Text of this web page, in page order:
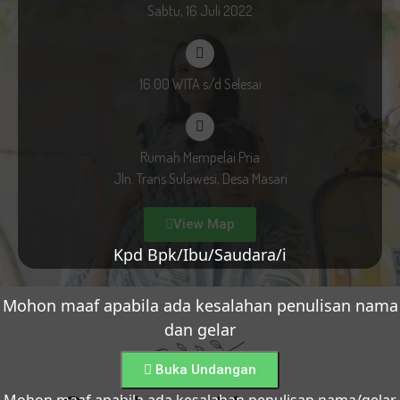
Kpd Bpk/Ibu/Saudara/i
Mohon maaf apabila ada kesalahan penulisan nama
dan gelar
Buka Undangan
Sabtu, 16 Juli 2022
16.00 WITA s/d Selesai
Rumah Mempelai Pria
Jln. Trans Sulawesi, Desa Masari
View Map